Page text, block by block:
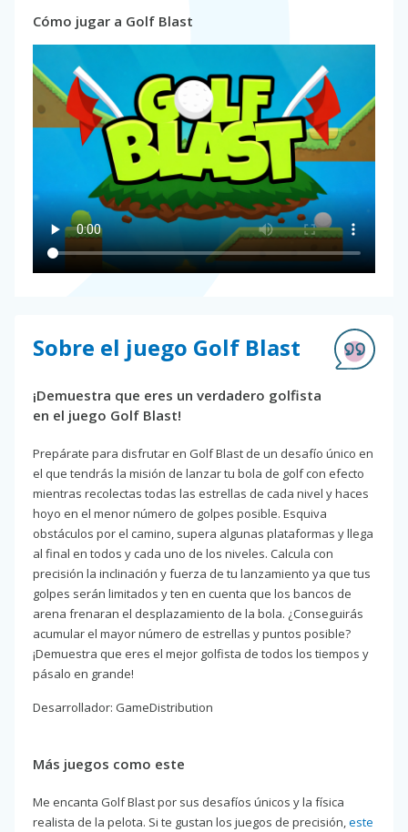
Cómo jugar a Golf Blast
Sobre el juego Golf Blast
¡Demuestra que eres un verdadero golfista
en el juego Golf Blast!
Prepárate para disfrutar en Golf Blast de un desafío único en
el que tendrás la misión de lanzar tu bola de golf con efecto
mientras recolectas todas las estrellas de cada nivel y haces
hoyo en el menor número de golpes posible. Esquiva
obstáculos por el camino, supera algunas plataformas y llega
al final en todos y cada uno de los niveles. Calcula con
precisión la inclinación y fuerza de tu lanzamiento ya que tus
golpes serán limitados y ten en cuenta que los bancos de
arena frenaran el desplazamiento de la bola. ¿Conseguirás
acumular el mayor número de estrellas y puntos posible?
¡Demuestra que eres el mejor golfista de todos los tiempos y
pásalo en grande!
Desarrollador: GameDistribution
Más juegos como este
Me encanta Golf Blast por sus desafíos únicos y la física
realista de la pelota. Si te gustan los juegos de precisión,este